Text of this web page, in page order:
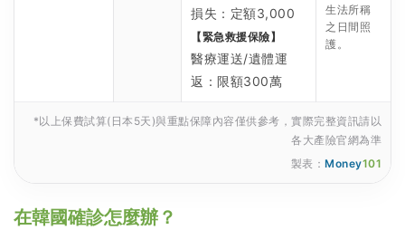
損失：定額3,000
【緊急救援保險】
醫療運送/遺體運
返：限額300萬
生法所稱
之日間照
護。
*以上保費試算(日本5天)與重點保障內容僅供參考，實際完整資訊請以
各大產險官網為準
製表： Money101
在韓國確診怎麼辦？